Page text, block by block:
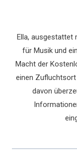
Ella, ausgestattet
für Musik und
Macht der
einen
davon